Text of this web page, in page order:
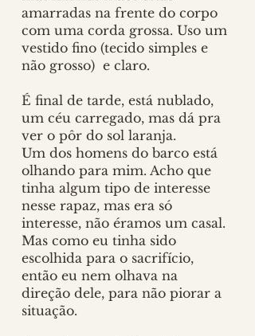
amarradas na frente do corpo
com uma corda grossa. Uso um
vestido fino (tecido simples e
não grosso)  e claro.
É final de tarde, está nublado,
um céu carregado, mas dá pra
ver o pôr do sol laranja.
Um dos homens do barco está
olhando para mim. Acho que
tinha algum tipo de interesse
nesse rapaz, mas era só
interesse, não éramos um casal.
Mas como eu tinha sido
escolhida para o sacrifício,
então eu nem olhava na
direção dele, para não piorar a
situação.